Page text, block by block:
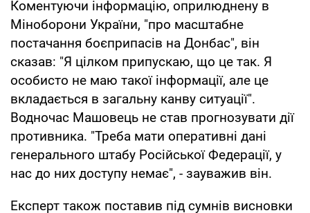
Коментуючи інформацію, оприлюднену в
Міноборони України, "про масштабне
постачання боєприпасів на Донбас", він
сказав: "Я цілком припускаю, що це так. Я
особисто не маю такої інформації, але це
вкладається в загальну канву ситуації".
Водночас Машовець не став прогнозувати дії
противника. "Треба мати оперативні дані
генерального штабу Російської Федерації, у
нас до них доступу немає", - зауважив він.
Експерт також поставив під сумнів висновки